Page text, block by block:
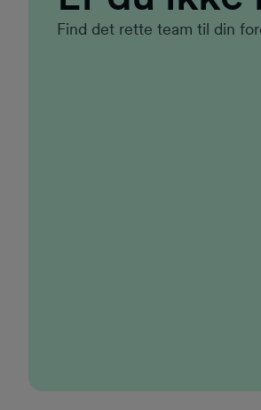
Find det rette team til din